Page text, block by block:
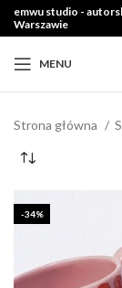
emwu studio -
Warszawie
MENU
Strona główna
-34%